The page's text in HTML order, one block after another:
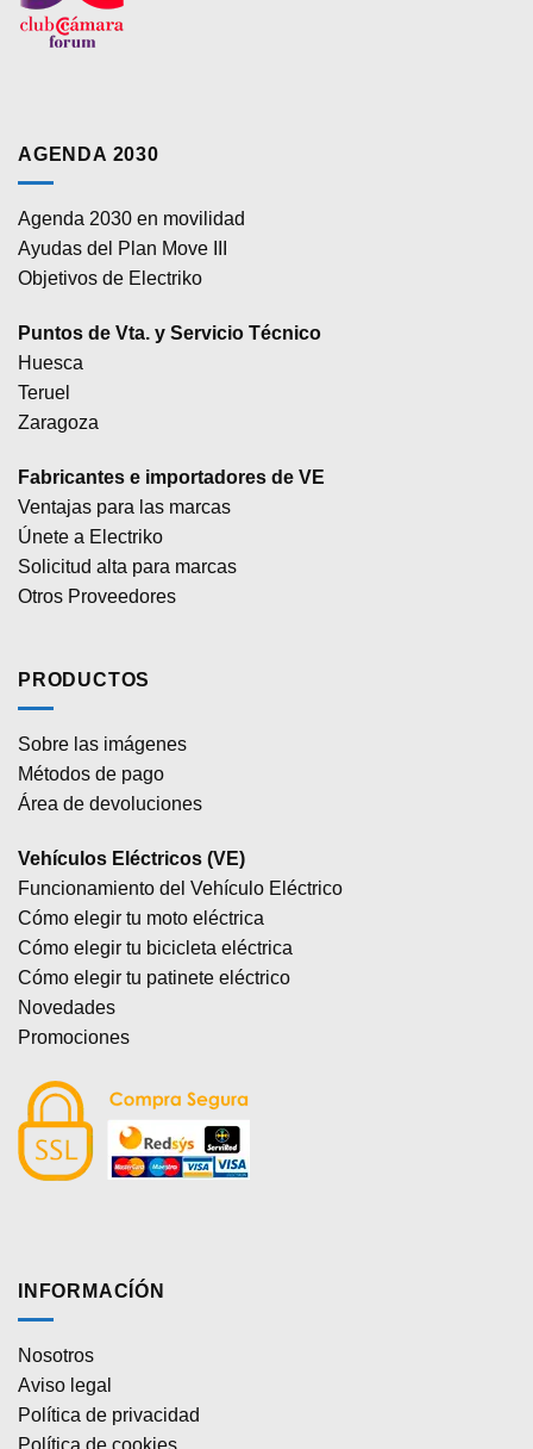
AGENDA 2030
Agenda 2030 en movilidad
Ayudas del Plan Move III
Objetivos de Electriko
Puntos de Vta. y Servicio Técnico
Huesca
Teruel
Zaragoza
Fabricantes e importadores de VE
Ventajas para las marcas
Únete a Electriko
Solicitud alta para marcas
Otros Proveedores
PRODUCTOS
Sobre las imágenes
Métodos de pago
Área de devoluciones
Vehículos Eléctricos (VE)
Funcionamiento del Vehículo Eléctrico
Cómo elegir tu moto eléctrica
Cómo elegir tu bicicleta eléctrica
Cómo elegir tu patinete eléctrico
Novedades
Promociones
INFORMACÍÓN
Nosotros
Aviso legal
Política de privacidad